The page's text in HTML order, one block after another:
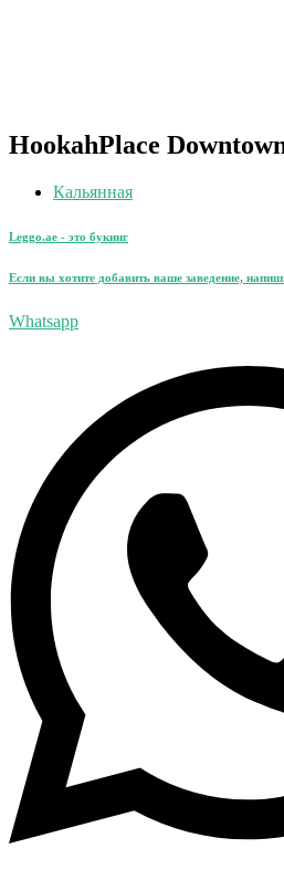
HookahPlace
Кальянная
Leggo.ae - это букинг
Если вы хотите добавить ваше заведение,
Whatsapp